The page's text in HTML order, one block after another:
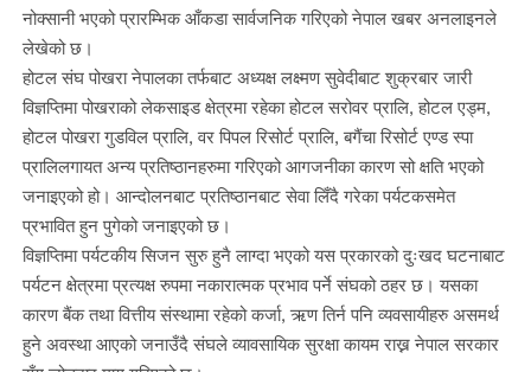
नोक्सानी भएको प्रारम्भिक आँकडा सार्वजनिक गरिएको नेपाल खबर अनलाइनले
लेखेको छ।
होटल संघ पोखरा नेपालका तर्फबाट अध्यक्ष लक्ष्मण सुवेदीबाट शुक्रबार जारी
विज्ञप्तिमा पोखराको लेकसाइड क्षेत्रमा रहेका होटल सरोवर प्रालि, होटल एड्म,
होटल पोखरा गुडविल प्रालि, वर पिपल रिसोर्ट प्रालि, बगैंचा रिसोर्ट एण्ड स्पा
प्रालिलगायत अन्य प्रतिष्ठानहरुमा गरिएको आगजनीका कारण सो क्षति भएको
जनाइएको हो। आन्दोलनबाट प्रतिष्ठानबाट सेवा लिँदै गरेका पर्यटकसमेत
प्रभावित हुन पुगेको जनाइएको छ।
विज्ञप्तिमा पर्यटकीय सिजन सुरु हुनै लाग्दा भएको यस प्रकारको दुःखद घटनाबाट
पर्यटन क्षेत्रमा प्रत्यक्ष रुपमा नकारात्मक प्रभाव पर्ने संघको ठहर छ। यसका
कारण बैंक तथा वित्तीय संस्थामा रहेको कर्जा, ऋण तिर्न पनि व्यवसायीहरु असमर्थ
हुने अवस्था आएको जनाउँदै संघले व्यावसायिक सुरक्षा कायम राख्न नेपाल सरकार